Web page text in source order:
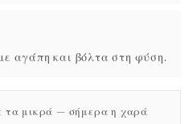
αγάπη και βόλτα στη φύση.
τα μικρά — σήμερα η χαρά